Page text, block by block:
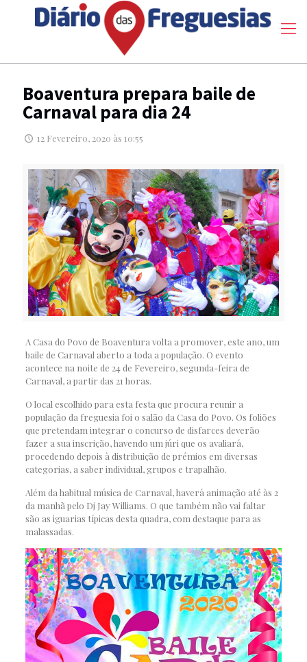
Boaventura prepara baile de
Carnaval para dia 24
12 Fevereiro, 2020 às 10:55
A Casa do Povo de Boaventura volta a promover, este ano, um
baile de Carnaval aberto a toda a população. O evento
acontece na noite de 24 de Fevereiro, segunda-feira de
Carnaval, a partir das 21 horas.
O local escolhido para esta festa que procura reunir a
população da freguesia foi o salão da Casa do Povo. Os foliões
que pretendam integrar o concurso de disfarces deverão
fazer a sua inscrição, havendo um júri que os avaliará,
procedendo depois à distribuição de prémios em diversas
categorias, a saber individual, grupos e trapalhão.
Além da habitual música de Carnaval, haverá animação até às 2
da manhã pelo Dj Jay Williams. O que também não vai faltar
são as iguarias típicas desta quadra, com destaque para as
malassadas.